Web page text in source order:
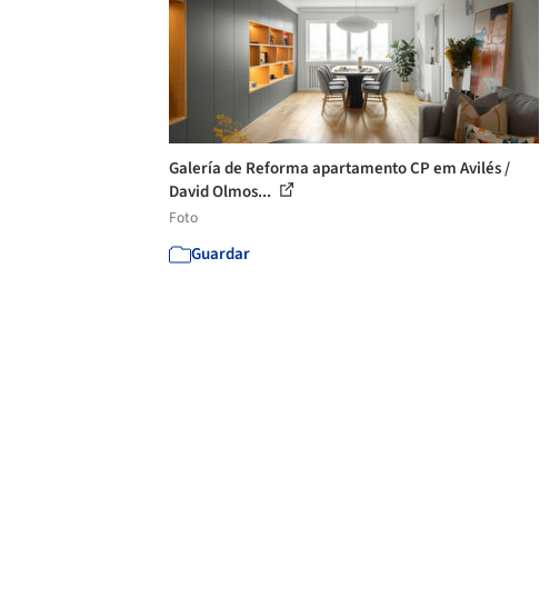
Galería de Reforma apartamento CP em Avilés /
David Olmos...
Foto
Guardar